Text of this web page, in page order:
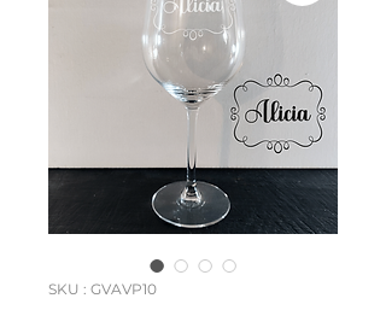
SKU : GVAVP10